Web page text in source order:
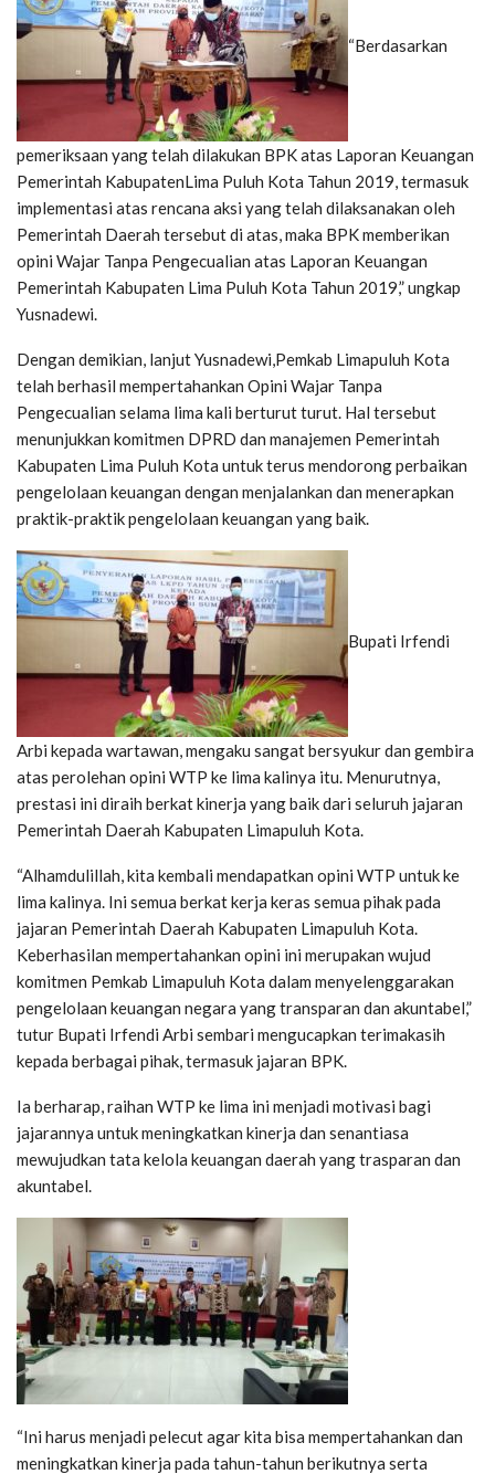
“Berdasarkan
pemeriksaan yang telah dilakukan BPK atas Laporan Keuangan
Pemerintah KabupatenLima Puluh Kota Tahun 2019, termasuk
implementasi atas rencana aksi yang telah dilaksanakan oleh
Pemerintah Daerah tersebut di atas, maka BPK memberikan
opini Wajar Tanpa Pengecualian atas Laporan Keuangan
Pemerintah Kabupaten Lima Puluh Kota Tahun 2019,” ungkap
Yusnadewi.
Dengan demikian, lanjut Yusnadewi,Pemkab Limapuluh Kota
telah berhasil mempertahankan Opini Wajar Tanpa
Pengecualian selama lima kali berturut turut. Hal tersebut
menunjukkan komitmen DPRD dan manajemen Pemerintah
Kabupaten Lima Puluh Kota untuk terus mendorong perbaikan
pengelolaan keuangan dengan menjalankan dan menerapkan
praktik-praktik pengelolaan keuangan yang baik.
Bupati Irfendi
Arbi kepada wartawan, mengaku sangat bersyukur dan gembira
atas perolehan opini WTP ke lima kalinya itu. Menurutnya,
prestasi ini diraih berkat kinerja yang baik dari seluruh jajaran
Pemerintah Daerah Kabupaten Limapuluh Kota.
“Alhamdulillah, kita kembali mendapatkan opini WTP untuk ke
lima kalinya. Ini semua berkat kerja keras semua pihak pada
jajaran Pemerintah Daerah Kabupaten Limapuluh Kota.
Keberhasilan mempertahankan opini ini merupakan wujud
komitmen Pemkab Limapuluh Kota dalam menyelenggarakan
pengelolaan keuangan negara yang transparan dan akuntabel,”
tutur Bupati Irfendi Arbi sembari mengucapkan terimakasih
kepada berbagai pihak, termasuk jajaran BPK.
Ia berharap, raihan WTP ke lima ini menjadi motivasi bagi
jajarannya untuk meningkatkan kinerja dan senantiasa
mewujudkan tata kelola keuangan daerah yang trasparan dan
akuntabel.
“Ini harus menjadi pelecut agar kita bisa mempertahankan dan
meningkatkan kinerja pada tahun-tahun berikutnya serta